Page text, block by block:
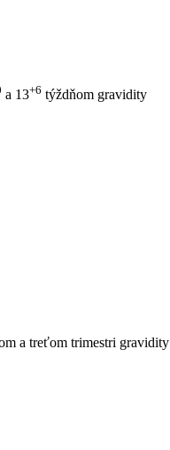
a 13+6 týždňom gravidity
a treťom trimestri gravidity